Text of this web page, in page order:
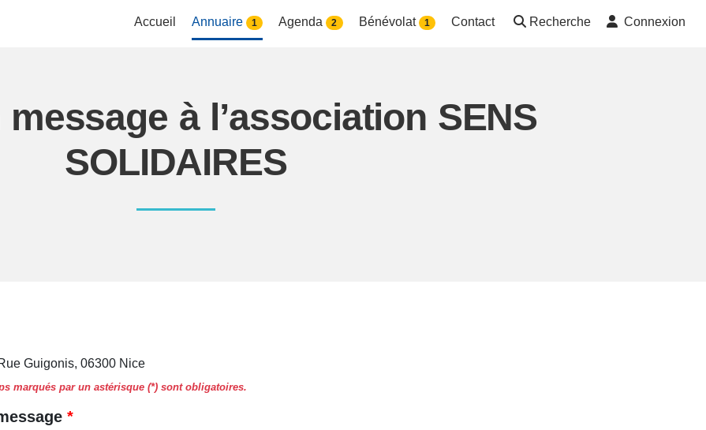
Accueil Annuaire 1 Agenda 2 Bénévolat 1 Contact Recherche Connexion
à l’association SENS
SOLIDAIRES
Guigonis, 06300 Nice
marqués par un astérisque (*) sont obligatoires.